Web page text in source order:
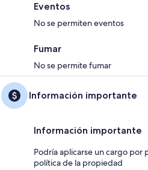
Eventos
No se permiten eventos
Fumar
No se permite fumar
Información importante
Información importante
Podría aplicarse un cargo por
política de la propiedad